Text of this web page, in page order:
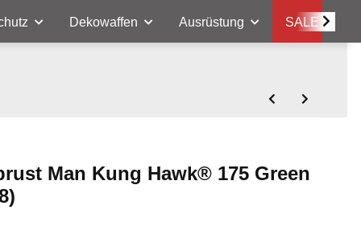
Dekowaffen Ausrüstung SALE
Man Kung Hawk® 175 Green